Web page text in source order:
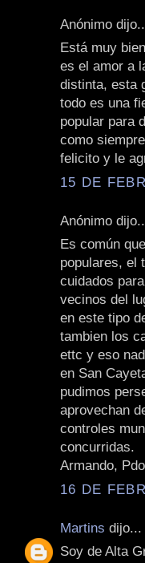
Anónimo
Está muy
es el amor a
distinta, esta
todo es una
popular para
como
felicito y le
15 DE
Anónimo
Es común
populares, el
cuidados
vecinos del
en este tipo
tambien los
ettc y eso
en San
pudimos
aprovechan
controles
concurridas.
Armando,
16 DE
Martins dijo...
Soy de Alta